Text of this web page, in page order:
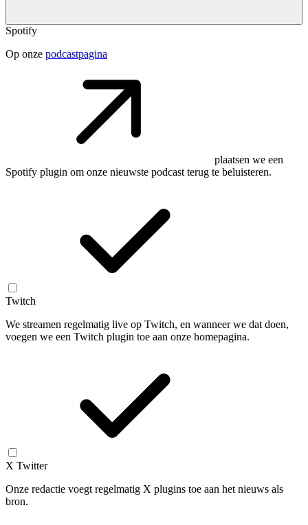
Spotify
Op onze podcastpagina
plaatsen we een
Spotify plugin om onze nieuwste podcast terug te beluisteren.
Twitch
We streamen regelmatig live op Twitch, en wanneer we dat doen,
voegen we een Twitch plugin toe aan onze homepagina.
X Twitter
Onze redactie voegt regelmatig X plugins toe aan het nieuws als
bron.